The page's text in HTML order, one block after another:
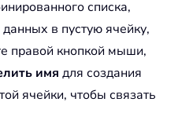
списка,
в пустую ячейку,
правой кнопкой мыши,
имя для создания
ячейки, чтобы связать